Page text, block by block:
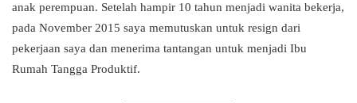
anak perempuan. Setelah hampir 10 tahun menjadi wanita bekerja,
pada November 2015 saya memutuskan untuk resign dari
pekerjaan saya dan menerima tantangan untuk menjadi Ibu
Rumah Tangga Produktif.